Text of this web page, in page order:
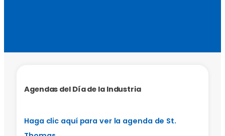
Agendas del Día de la Industria
Haga clic aquí para ver la agenda de St.